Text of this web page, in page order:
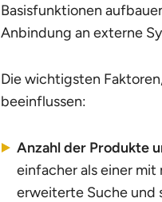
Basisfunktionen
Anbindung an externe
Die wichtigsten
beeinflussen:
Anzahl der Produkte
einfacher als einer
erweiterte Suche